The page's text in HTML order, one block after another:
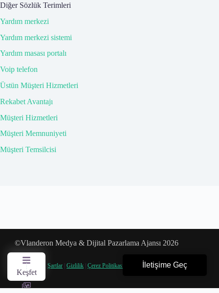
Diğer Sözlük Terimleri
Yardım merkezi
Yardım merkezi sistemi
Yardım masası portalı
Voip telefon
Üstün Müşteri Hizmetleri
Rekabet Avantajı
Müşteri Hizmetleri
Müşteri Memnuniyeti
Müşteri Temsilcisi
©Vlanderon Medya & Dijital Pazarlama Ajansı 2026
Şartlar |Gizlilik |Çerez Politikası
Keşfet
İletişime Geç